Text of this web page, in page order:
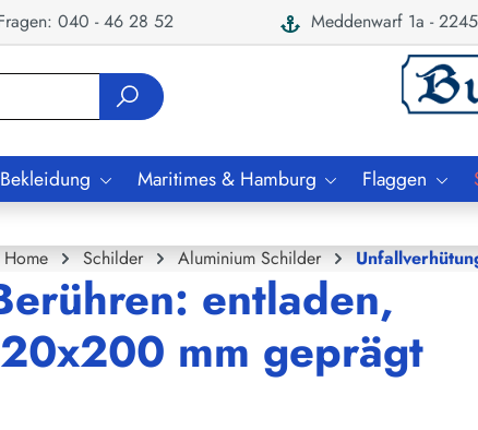
040 - 46 28 52 Meddenwarf 1a -
Maritimes & Hamburg Flaggen
Home Schilder Aluminium Schilder
entladen,
mm geprägt